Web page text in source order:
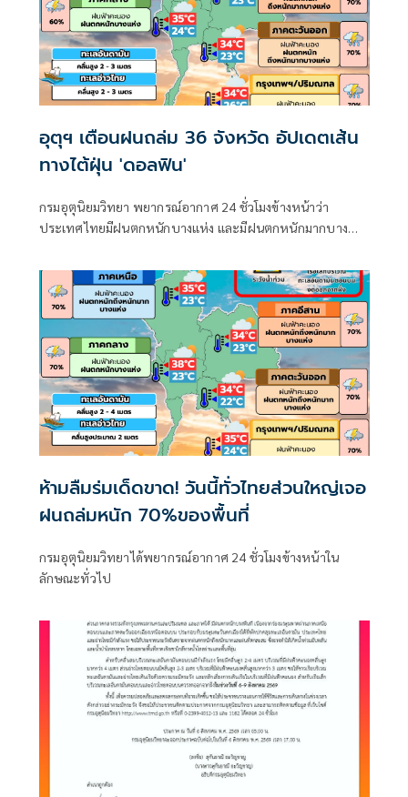
อุตุฯ เตือนฝนถล่ม 36 จังหวัด อัปเดตเส้น
ทางไต้ฝุ่น 'ดอลฟิน'
กรมอุตุนิยมวิทยา พยากรณ์อากาศ 24 ชั่วโมงข้างหน้าว่า
ประเทศไทยมีฝนตกหนักบางแห่ง และมีฝนตกหนักมากบาง
ห้ามลืมร่มเด็ดขาด! วันนี้ทั่วไทยส่วนใหญ่เจอ
ฝนถล่มหนัก 70%ของพื้นที่
กรมอุตุนิยมวิทยาได้พยากรณ์อากาศ 24 ชั่วโมงข้างหน้าใน
ลักษณะทั่วไป